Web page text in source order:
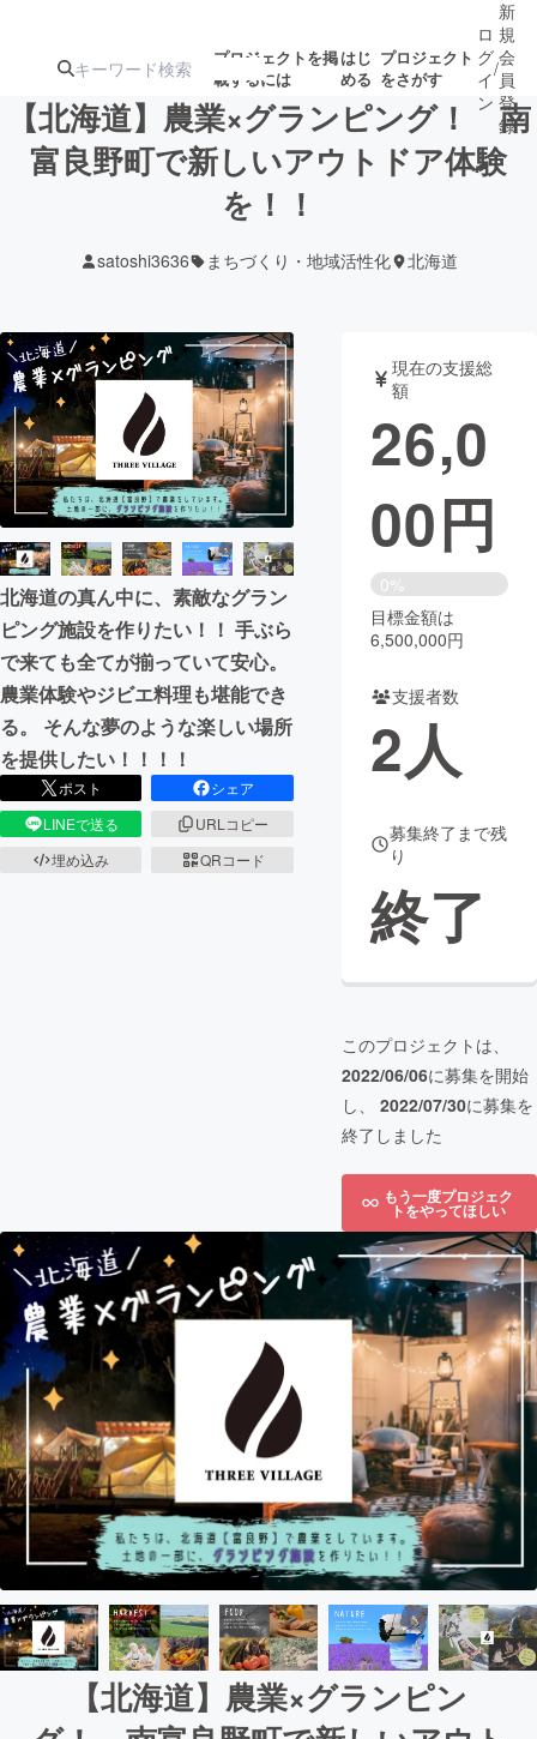
プロジェクトを掲
載するには
はじ
める
プロジェクト
をさがす
注目の新着プロ
募集終了が近いプ
テクノロジー・ガジェット
映像・映画 書籍・雑誌
ビジネス・起業 チャレンジ
まちづくり・地域活性化
CAMPFIRE for Social Good
CAMPFIRE Creation
CAMPFIREふるさと納税machi-ya コミュニティ
ロ
グ
イ
ン
/
新
規
会
員
登
録
【北海道】農業×グランピング！ 南
富良野町で新しいアウトドア体験
を！！
satoshi3636 まちづくり・地域活性化 北海道
北海道の真ん中に、素敵なグラン
ピング施設を作りたい！！ 手ぶら
で来ても全てが揃っていて安心。
農業体験やジビエ料理も堪能でき
る。 そんな夢のような楽しい場所
を提供したい！！！！
ポスト
シェア
LINEで送る
URLコピー
埋め込み
QRコード
現在の支援総
額
26,0
00円
0%
目標金額は
6,500,000円
支援者数
2人
募集終了まで残
り
終了
このプロジェクトは、
2022/06/06に募集を開始
し、 2022/07/30に募集を
終了しました
もう一度プロジェク
トをやってほしい
【北海道】農業×グランピン